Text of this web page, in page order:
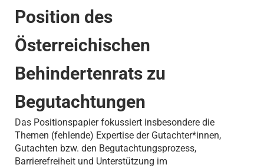
Position des
Österreichischen
Behindertenrats zu
Begutachtungen
Das Positionspapier fokussiert insbesondere die
Themen (fehlende) Expertise der Gutachter*innen,
Gutachten bzw. den Begutachtungsprozess,
Barrierefreiheit und Unterstützung im